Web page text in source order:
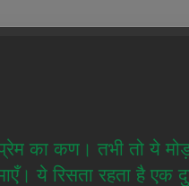
प्रेम का कण। तभी तो ये
ये रिसता रहता है